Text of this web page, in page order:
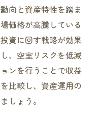
向と資産特性を踏ま
価格が高騰している
資に回す戦略が効果
、空室リスクを低減
ンを行うことで収益
比較し、資産運用の
しょう。